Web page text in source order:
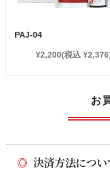
PAJ-04
¥2,200(税込
お
◎ 決済方法につい